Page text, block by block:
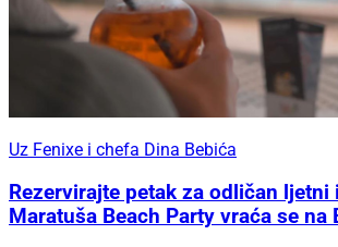
Uz Fenixe i chefa Dina Bebića
Rezervirajte petak za odličan ljetni
Maratuša Beach Party vraća se na